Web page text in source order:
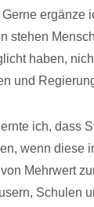
Gerne ergänze
stehen
haben,
und
ich, dass
wenn diese
Mehrwert
Schulen